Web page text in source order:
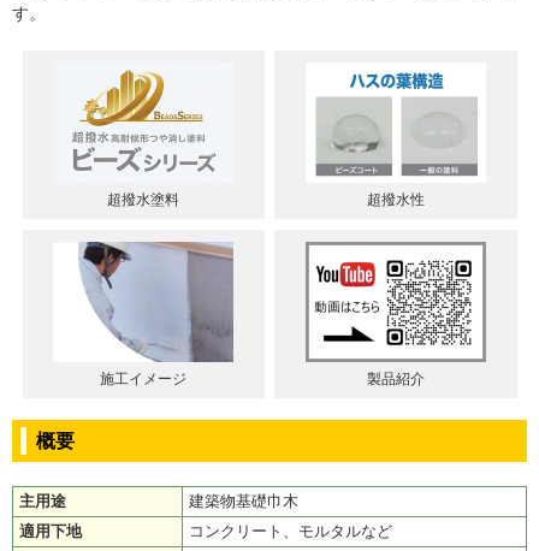
す。
超撥水塗料 超撥水性
施工イメージ 製品紹介
概要
主用途
建築物基礎巾木
適用下地
コンクリート、モルタルなど